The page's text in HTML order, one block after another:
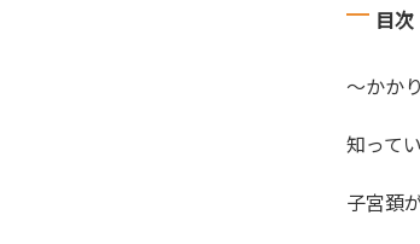
目次
～かか
知って
子宮頚